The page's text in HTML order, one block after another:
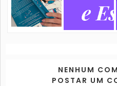
NENHUM
POSTAR UM